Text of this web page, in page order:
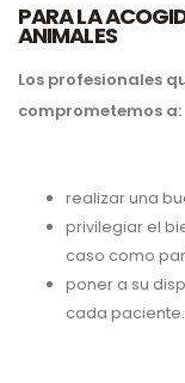
PARA LA
ANIMALES
Los profesionales
comprometemos a:
realizar una
privilegiar el
caso como
poner a su
cada paciente.